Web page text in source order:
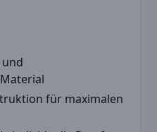
für maximalen